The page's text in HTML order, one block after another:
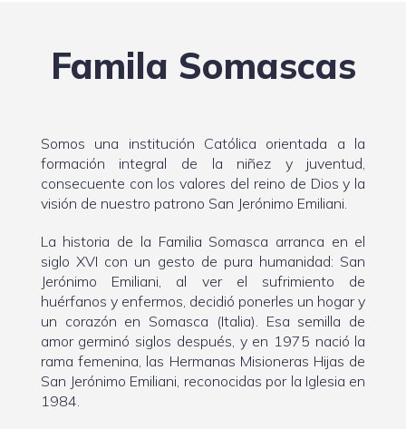
Famila Somascas
Somos una institución Católica orientada a la
formación integral de la niñez y juventud,
consecuente con los valores del reino de Dios y la
visión de nuestro patrono San Jerónimo Emiliani.
La historia de la Familia Somasca arranca en el
siglo XVI con un gesto de pura humanidad: San
Jerónimo Emiliani, al ver el sufrimiento de
huérfanos y enfermos, decidió ponerles un hogar y
un corazón en Somasca (Italia). Esa semilla de
amor germinó siglos después, y en 1975 nació la
rama femenina, las Hermanas Misioneras Hijas de
San Jerónimo Emiliani, reconocidas por la Iglesia en
1984.